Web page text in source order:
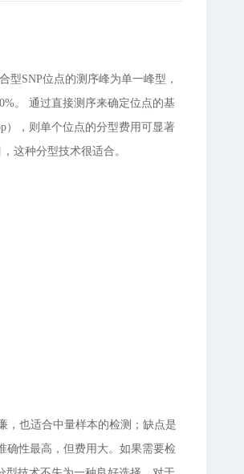
型SNP位点的测序峰为单一峰型，
。 通过直接测序来确定位点的基
），则单个位点的分型费用可显著
这种分型技术很适合。
，也适合中量样本的检测；缺点是
确性最高，但费用大。如果需要检